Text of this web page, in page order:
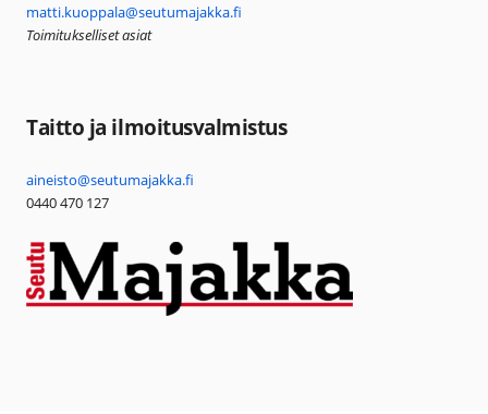
matti.kuoppala@seutumajakka.fi
Toimitukselliset asiat
Taitto ja ilmoitusvalmistus
aineisto@seutumajakka.fi
0440 470 127